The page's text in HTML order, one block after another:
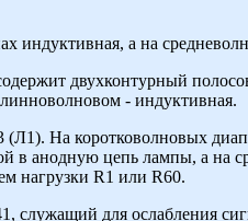
индуктивная, а на
двухконтурный
- индуктивная.
На коротковолновых
в анодную цепь лампы, а на
нагрузки R1 или R60.
служащий для ослабления